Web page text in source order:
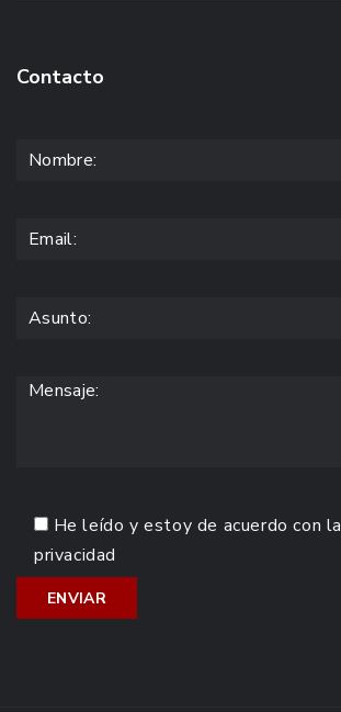
Contacto
He leído y estoy de acuerdo con la
privacidad